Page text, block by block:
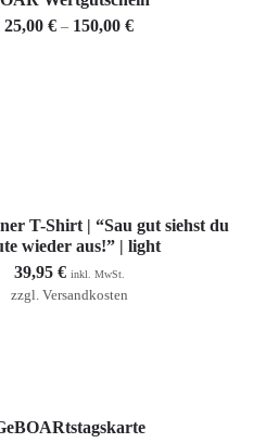
25,00 € – 150,00 €
Ausführung wählen
T-Shirt | “Sau gut siehst du
wieder aus!” | light
39,95 € inkl. MwSt.
zzgl. Versandkosten
In den Warenkorb